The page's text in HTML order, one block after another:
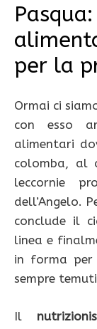
per la
Ormai ci
con esso
alimentari
colomba, al
leccornie
dell’Angelo.
conclude il
linea e
in forma
sempre
Il